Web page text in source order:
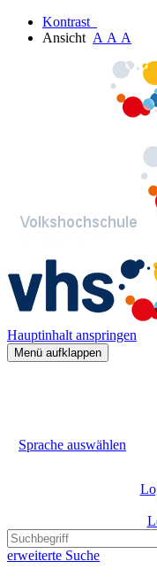
Kontrast
Ansicht A A A
Hauptinhalt anspringen
Menü aufklappen
Sprache auswählen
erweiterte Suche